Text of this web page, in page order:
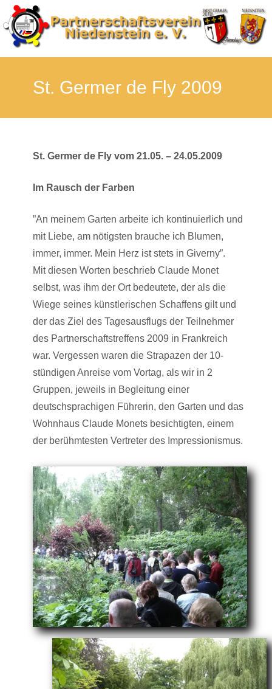
St. Germer de Fly 2009
St. Germer de Fly vom 21.05. – 24.05.2009
Im Rausch der Farben
”An meinem Garten arbeite ich kontinuierlich und
mit Liebe, am nötigsten brauche ich Blumen,
immer, immer. Mein Herz ist stets in Giverny”.
Mit diesen Worten beschrieb Claude Monet
selbst, was ihm der Ort bedeutete, der als die
Wiege seines künstlerischen Schaffens gilt und
der das Ziel des Tagesausflugs der Teilnehmer
des Partnerschaftstreffens 2009 in Frankreich
war. Vergessen waren die Strapazen der 10-
stündigen Anreise vom Vortag, als wir in 2
Gruppen, jeweils in Begleitung einer
deutschsprachigen Führerin, den Garten und das
Wohnhaus Claude Monets besichtigten, einem
der berühmtesten Vertreter des Impressionismus.